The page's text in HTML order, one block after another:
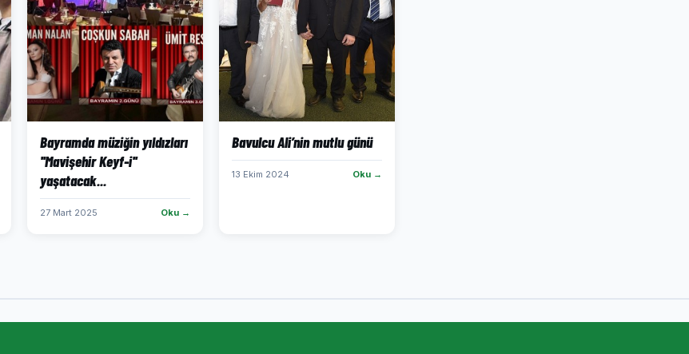
Bayramda müziğin yıldızları
''Mavişehir Keyf-i''
yaşatacak...
27 Mart 2025 Oku →
Bavulcu Ali’nin mutlu günü
13 Ekim 2024 Oku →